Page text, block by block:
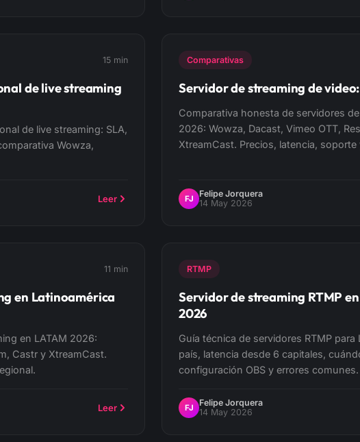
15 min
de live streaming
de live streaming: SLA,
Wowza,
Leer
Comparativas
Servidor de streaming de
Comparativa honesta de servidores
2026: Wowza, Dacast, Vimeo OTT,
XtreamCast. Precios, latencia, soporte
FJ
Felipe Jorquera
14 May 2026
11 min
en Latinoamérica
en LATAM 2026:
Castr y XtreamCast.
Leer
RTMP
Servidor de streaming RTMP
2026
Guía técnica de servidores RTMP
país, latencia desde 6 capitales,
configuración OBS y errores comunes.
FJ
Felipe Jorquera
14 May 2026